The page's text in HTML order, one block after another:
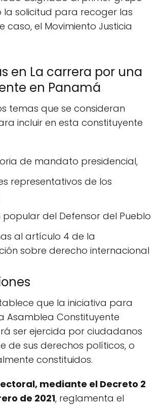
la solicitud para recoger las
caso, el Movimiento Justicia
en La carrera por una
en Panamá
temas que se consideran
incluir en esta constituyente
de mandato presidencial,
representativos de los
popular del Defensor del Pueblo
al artículo 4 de la
sobre derecho internacional
que la iniciativa para
Asamblea Constituyente
ser ejercida por ciudadanos
de sus derechos políticos, o
constituidos.
mediante el Decreto 2
de 2021, reglamenta el